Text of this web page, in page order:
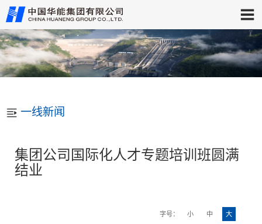
一线新闻
集团公司国际化人才专题培训班圆满
结业
字号： 小 中 大